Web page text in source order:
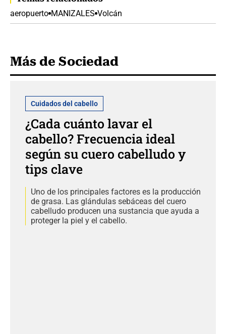
aeropuerto MANIZALES Volcán
Más de Sociedad
Cuidados del cabello
¿Cada cuánto lavar el
cabello? Frecuencia ideal
según su cuero cabelludo y
tips clave
Uno de los principales factores es la producción
de grasa. Las glándulas sebáceas del cuero
cabelludo producen una sustancia que ayuda a
proteger la piel y el cabello.